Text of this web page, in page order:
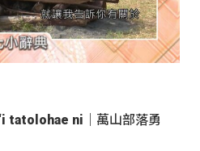
tatolohae ni｜萬山部落勇